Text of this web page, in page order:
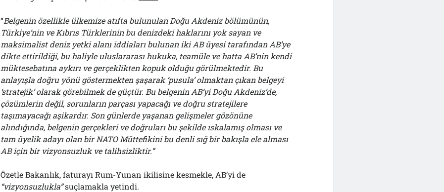
“Belgenin özellikle ülkemize atıfta bulunulan Doğu Akdeniz bölümünün,
Türkiye’nin ve Kıbrıs Türklerinin bu denizdeki haklarını yok sayan ve
maksimalist deniz yetki alanı iddiaları bulunan iki AB üyesi tarafından AB’ye
dikte ettirildiği, bu haliyle uluslararası hukuka, teamüle ve hatta AB’nin kendi
müktesebatına aykırı ve gerçeklikten kopuk olduğu görülmektedir. Bu
anlayışla doğru yönü göstermekten şaşarak ‘pusula’ olmaktan çıkan belgeyi
‘stratejik’ olarak görebilmek de güçtür. Bu belgenin AB’yi Doğu Akdeniz’de,
çözümlerin değil, sorunların parçası yapacağı ve doğru stratejilere
taşımayacağı aşikardır. Son günlerde yaşanan gelişmeler gözönüne
alındığında, belgenin gerçekleri ve doğruları bu şekilde ıskalamış olması ve
tam üyelik adayı olan bir NATO Müttefikini bu denli sığ bir bakışla ele alması
AB için bir vizyonsuzluk ve talihsizliktir.”
Özetle Bakanlık, faturayı Rum-Yunan ikilisine kesmekle, AB’yi de
“vizyonsuzlukla”suçlamakla yetindi.